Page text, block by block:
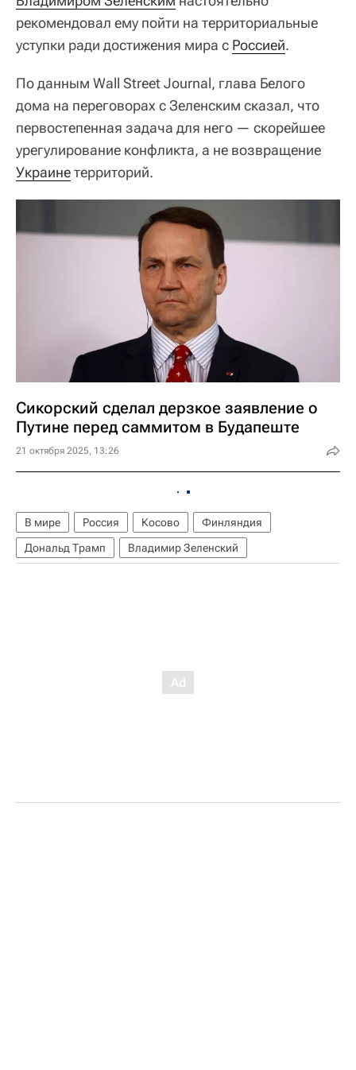
рекомендовал ему пойти на территориальные
уступки ради достижения мира с Россией.
По данным Wall Street Journal, глава Белого
дома на переговорах с Зеленским сказал, что
первостепенная задача для него — скорейшее
урегулирование конфликта, а не возвращение
Украинетерриторий.
Сикорский сделал дерзкое заявление о
Путине перед саммитом в Будапеште
21 октября 2025, 13:26
В мире Россия Косово
Финляндия
Дональд Трамп
Владимир Зеленский